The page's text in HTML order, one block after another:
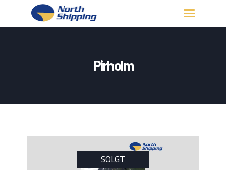
Pirholm
KONTAKT OSS
SOLGT